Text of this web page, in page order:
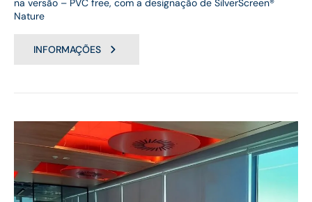
na versão – PVC free, com a designação de SilverScreen®
Nature
INFORMAÇÕES